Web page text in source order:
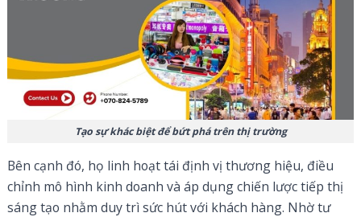
Tạo sự khác biệt để bứt phá trên thị trường
Bên cạnh đó, họ linh hoạt tái định vị thương hiệu, điều
chỉnh mô hình kinh doanh và áp dụng chiến lược tiếp thị
sáng tạo nhằm duy trì sức hút với khách hàng. Nhờ tư